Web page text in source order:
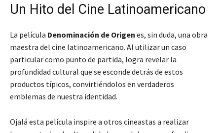
Un Hito del Cine Latinoamericano
La película Denominación de Origen es, sin duda, una obra
maestra del cine latinoamericano. Al utilizar un caso
particular como punto de partida, logra revelar la
profundidad cultural que se esconde detrás de estos
productos típicos, convirtiéndolos en verdaderos
emblemas de nuestra identidad.
Ojalá esta película inspire a otros cineastas a realizar